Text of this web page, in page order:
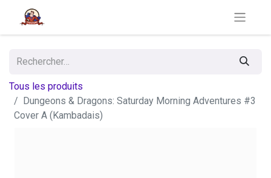
Tous les produits
Dungeons & Dragons: Saturday Morning Adventures #3
Cover A (Kambadais)